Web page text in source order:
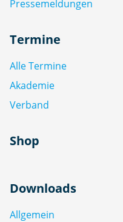
Pressemeldungen
Termine
Alle Termine
Akademie
Verband
Shop
Downloads
Allgemein